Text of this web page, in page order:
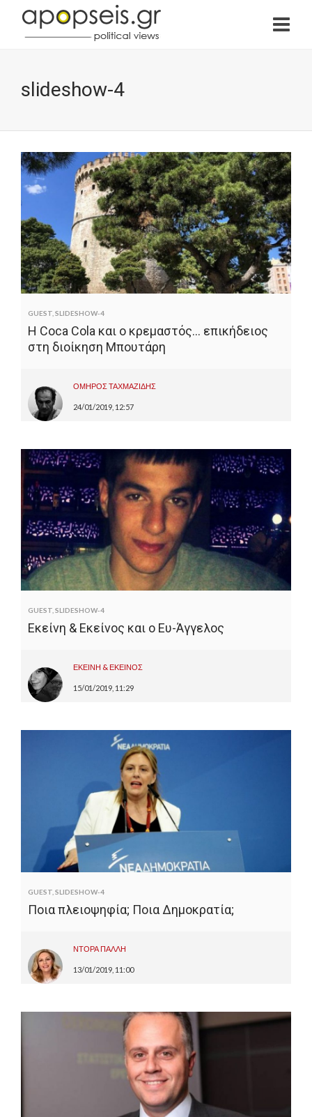
slideshow-4
GUEST SLIDESHOW-4
Η Coca Cola και ο κρεμαστός… επικήδειος
στη διοίκηση Μπουτάρη
ΟΜΗΡΟΣ ΤΑΧΜΑΖΙΔΗΣ
24/01/2019, 12:57
GUEST,SLIDESHOW-4
Εκείνη & Εκείνος και ο Ευ-Άγγελος
ΕΚΕΙΝΗ & ΕΚΕΙΝΟΣ
15/01/2019, 11:29
GUEST SLIDESHOW-4
Ποια πλειοψηφία; Ποια Δημοκρατία;
ΝΤΟΡΑ ΠΑΛΛΗ
13/01/2019, 11:00